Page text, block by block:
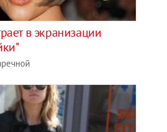
в экранизации